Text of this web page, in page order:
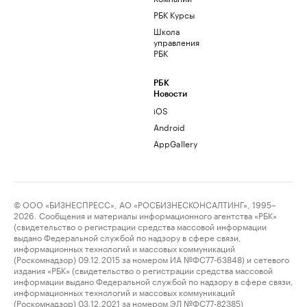
РБК Курсы
Школа
управления
РБК
РБК
Новости
iOS
Android
AppGallery
© ООО «БИЗНЕСПРЕСС», АО «РОСБИЗНЕСКОНСАЛТИНГ», 1995–
2026. Сообщения и материалы информационного агентства «РБК»
(свидетельство о регистрации средства массовой информации
выдано Федеральной службой по надзору в сфере связи,
информационных технологий и массовых коммуникаций
(Роскомнадзор) 09.12.2015 за номером ИА №ФС77-63848) и сетевого
издания «РБК» (свидетельство о регистрации средства массовой
информации выдано Федеральной службой по надзору в сфере связи,
информационных технологий и массовых коммуникаций
(Роскомнадзор) 03.12.2021 за номером ЭЛ №ФС77-82385)